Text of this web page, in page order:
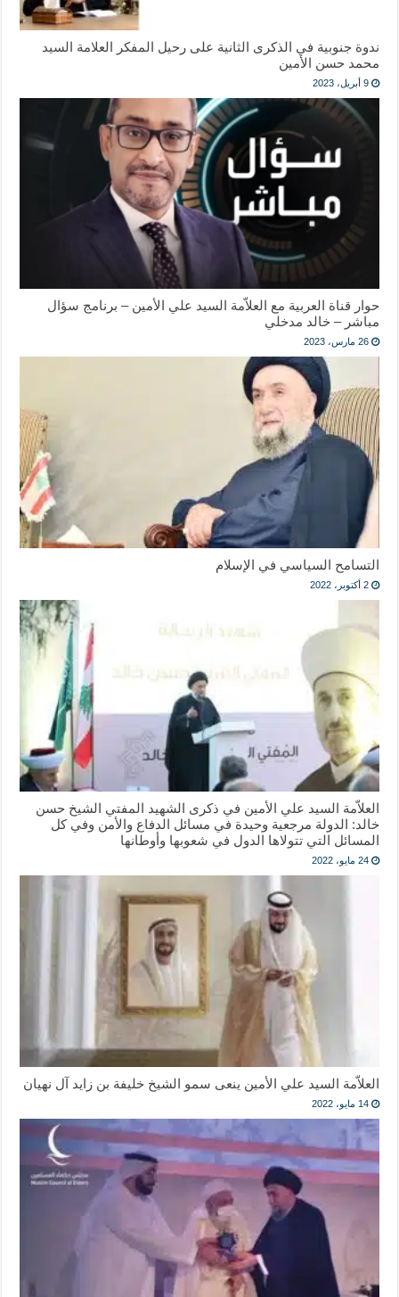
ندوة جنوبية في الذكرى الثانية على رحيل المفكر العلامة السيد
محمد حسن الأمين
9 أبريل، 2023
حوار قناة العربية مع العلاّمة السيد علي الأمين – برنامج سؤال
مباشر – خالد مدخلي
26 مارس، 2023
التسامح السياسي في الإسلام
2 أكتوبر، 2022
العلاّمة السيد علي الأمين في ذكرى الشهيد المفتي الشيخ حسن
خالد: الدولة مرجعية وحيدة في مسائل الدفاع والأمن وفي كل
المسائل التي تتولاها الدول في شعوبها وأوطانها
24 مايو، 2022
العلاّمة السيد علي الأمين ينعى سمو الشيخ خليفة بن زايد آل نهيان
14 مايو، 2022